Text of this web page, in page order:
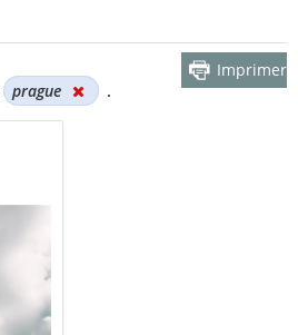
prague .
Imprimer